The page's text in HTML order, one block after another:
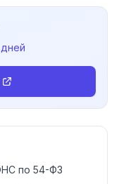
по 54-ФЗ